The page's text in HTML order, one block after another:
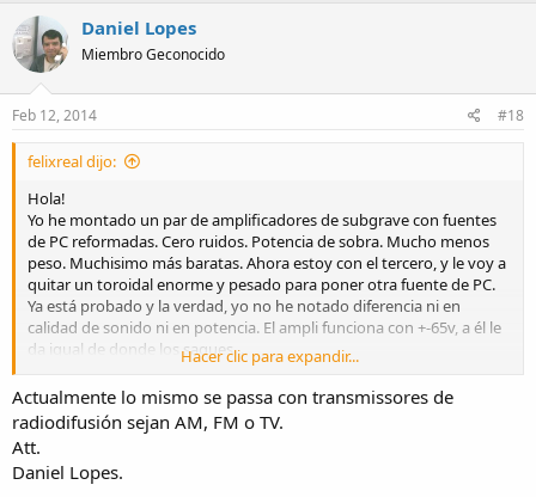
c
t
i
o
n
s
Daniel Lopes
Miembro Geconocido
Feb 12, 2014 #18
felixreal dijo:
Hola!
Yo he montado un par de amplificadores de subgrave con fuentes
de PC reformadas. Cero ruidos. Potencia de sobra. Mucho menos
peso. Muchisimo más baratas. Ahora estoy con el tercero, y le voy a
quitar un toroidal enorme y pesado para poner otra fuente de PC.
Ya está probado y la verdad, yo no he notado diferencia ni en
calidad de sonido ni en potencia. El ampli funciona con +-65v, a él le
da igual de donde los saques....
Y en el curro trabajo con Crown CTs, de 2000 y 3000w, todas con
fuente conmutada. En entorno profesional casi todo lo que son
autoamplificados, cajas clásicas y line arrays, son amplificados por
clase D y fuentes conmutadas.
Saludos!
Hacer clic para expandir...
Actualmente lo mismo se passa con transmissores de
radiodifusión sejan AM, FM o TV.
Att.
Daniel Lopes.